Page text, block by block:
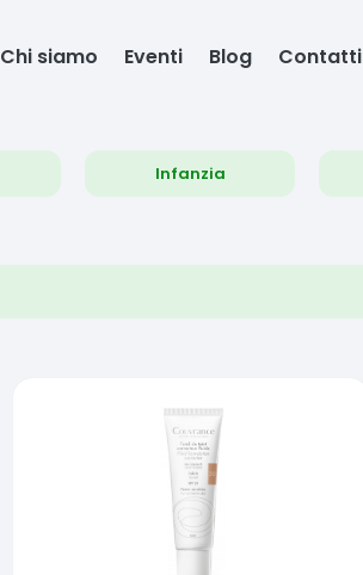
Chi siamo Eventi Blog Contatti
Infanzia